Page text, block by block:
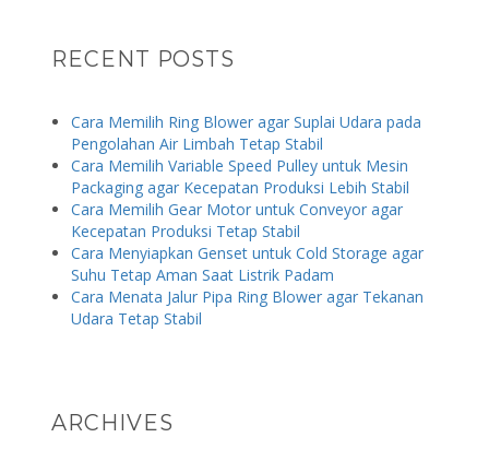
RECENT POSTS
Cara Memilih Ring Blower agar Suplai Udara pada
Pengolahan Air Limbah Tetap Stabil
Cara Memilih Variable Speed Pulley untuk Mesin
Packaging agar Kecepatan Produksi Lebih Stabil
Cara Memilih Gear Motor untuk Conveyor agar
Kecepatan Produksi Tetap Stabil
Cara Menyiapkan Genset untuk Cold Storage agar
Suhu Tetap Aman Saat Listrik Padam
Cara Menata Jalur Pipa Ring Blower agar Tekanan
Udara Tetap Stabil
ARCHIVES